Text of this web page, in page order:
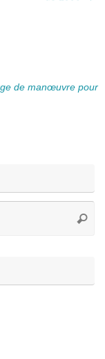
de manœuvre pour